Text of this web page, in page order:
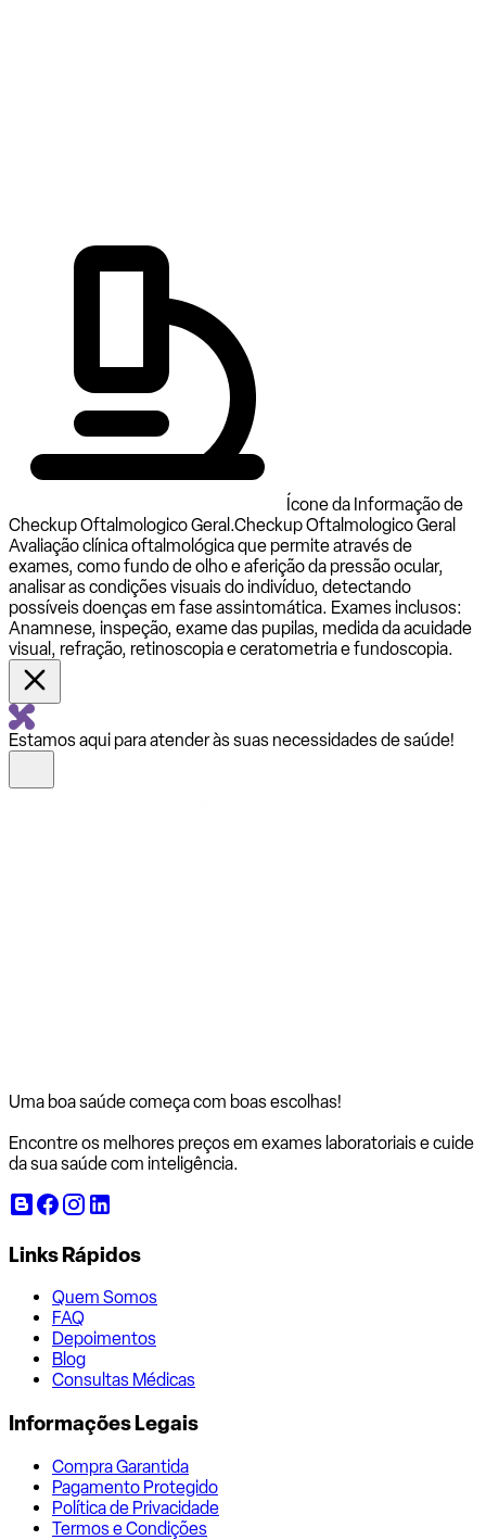
Ícone da Informação de
Checkup Oftalmologico Geral.Checkup Oftalmologico Geral
Avaliação clínica oftalmológica que permite através de
exames, como fundo de olho e aferição da pressão ocular,
analisar as condições visuais do indivíduo, detectando
possíveis doenças em fase assintomática. Exames inclusos:
Anamnese, inspeção, exame das pupilas, medida da acuidade
visual, refração, retinoscopia e ceratometria e fundoscopia.
Estamos aqui para atender às suas necessidades de saúde!
Uma boa saúde começa com boas escolhas!
Encontre os melhores preços em exames laboratoriais e cuide
da sua saúde com inteligência.
Links Rápidos
Quem Somos
FAQ
Depoimentos
Blog
Consultas Médicas
Informações Legais
Compra Garantida
Pagamento Protegido
Política de Privacidade
Termos e Condições